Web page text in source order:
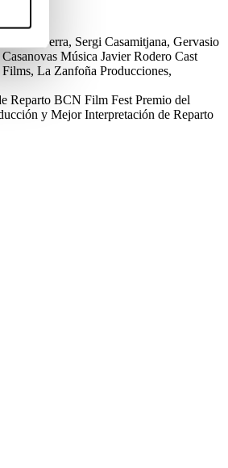
Aintza Serra, Sergi Casamitjana, Gervasio
Música Javier Rodero Cast
Films, La Zanfoña Producciones,
Reparto BCN Film Fest Premio del
y Mejor Interpretación de Reparto